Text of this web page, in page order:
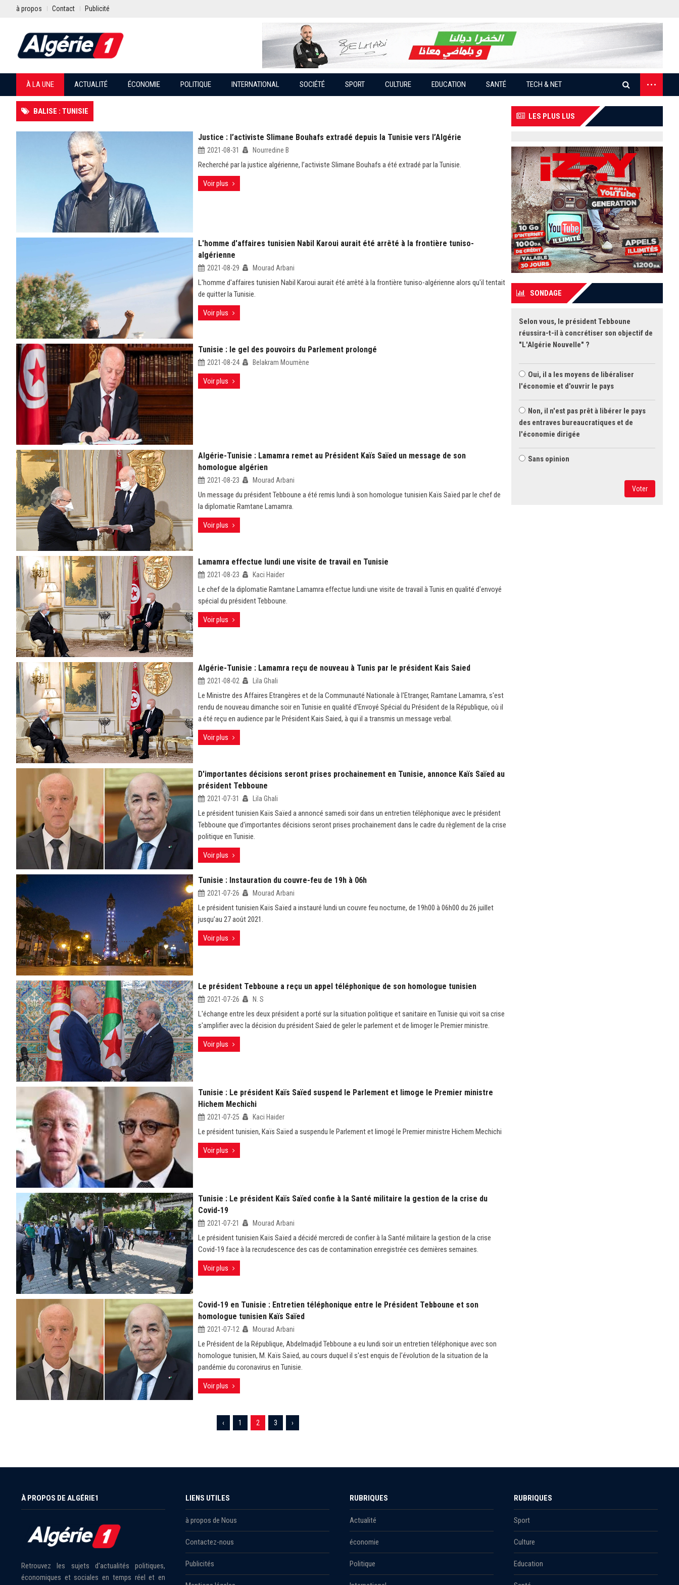
à propos Contact Publicité
À LA UNE ACTUALITÉ ÉCONOMIE POLITIQUE INTERNATIONAL SOCIÉTÉ SPORT CULTURE EDUCATION SANTÉ TECH & NET ...
BALISE : TUNISIE
Justice : l’activiste Slimane Bouhafs extradé depuis la Tunisie vers l’Algérie
2021-08-31 Nourredine B
Recherché par la justice algérienne, l’activiste Slimane Bouhafs a été extradé par la Tunisie.
Voir plus
L'homme d'affaires tunisien Nabil Karoui aurait été arrêté à la frontière tuniso-
algérienne
2021-08-29 Mourad Arbani
L'homme d'affaires tunisien Nabil Karoui aurait été arrêté à la frontière tuniso-algérienne alors qu'il tentait
de quitter la Tunisie.
Voir plus
Tunisie : le gel des pouvoirs du Parlement prolongé
2021-08-24 Belakram Moumène
Voir plus
Algérie-Tunisie : Lamamra remet au Président Kaïs Saïed un message de son
homologue algérien
2021-08-23 Mourad Arbani
Un message du président Tebboune a été remis lundi à son homologue tunisien Kaïs Saïed par le chef de
la diplomatie Ramtane Lamamra.
Voir plus
Lamamra effectue lundi une visite de travail en Tunisie
2021-08-23 Kaci Haider
Le chef de la diplomatie Ramtane Lamamra effectue lundi une visite de travail à Tunis en qualité d'envoyé
spécial du président Tebboune.
Voir plus
Algérie-Tunisie : Lamamra reçu de nouveau à Tunis par le président Kais Saied
2021-08-02 Lila Ghali
Le Ministre des Affaires Etrangères et de la Communauté Nationale à l'Etranger, Ramtane Lamamra, s'est
rendu de nouveau dimanche soir en Tunisie en qualité d’Envoyé Spécial du Président de la République, où il
a été reçu en audience par le Président Kais Saied, à qui il a transmis un message verbal.
Voir plus
D'importantes décisions seront prises prochainement en Tunisie, annonce Kaïs Saïed au
président Tebboune
2021-07-31 Lila Ghali
Le président tunisien Kaïs Saïed a annoncé samedi soir dans un entretien téléphonique avec le président
Tebboune que d'importantes décisions seront prises prochainement dans le cadre du règlement de la crise
politique en Tunisie.
Voir plus
Tunisie : Instauration du couvre-feu de 19h à 06h
2021-07-26 Mourad Arbani
Le président tunisien Kaïs Saïed a instauré lundi un couvre feu nocturne, de 19h00 à 06h00 du 26 juillet
jusqu’au 27 août 2021.
Voir plus
Le président Tebboune a reçu un appel téléphonique de son homologue tunisien
2021-07-26 N. S
L'échange entre les deux président a porté sur la situation politique et sanitaire en Tunisie qui voit sa crise
s'amplifier avec la décision du président Saied de geler le parlement et de limoger le Premier ministre.
Voir plus
Tunisie : Le président Kaïs Saïed suspend le Parlement et limoge le Premier ministre
Hichem Mechichi
2021-07-25 Kaci Haider
Le président tunisien, Kaïs Saïed a suspendu le Parlement et limogé le Premier ministre Hichem Mechichi
Voir plus
Tunisie : Le président Kaïs Saïed confie à la Santé militaire la gestion de la crise du
Covid-19
2021-07-21 Mourad Arbani
Le président tunisien Kaïs Saïed a décidé mercredi de confier à la Santé militaire la gestion de la crise
Covid-19 face à la recrudescence des cas de contamination enregistrée ces dernières semaines.
Voir plus
Covid-19 en Tunisie : Entretien téléphonique entre le Président Tebboune et son
homologue tunisien Kaïs Saïed
2021-07-12 Mourad Arbani
Le Président de la République, Abdelmadjid Tebboune a eu lundi soir un entretien téléphonique avec son
homologue tunisien, M. Kaïs Saïed, au cours duquel il s'est enquis de l'évolution de la situation de la
pandémie du coronavirus en Tunisie.
Voir plus
‹ 1 2 3 ›
LES PLUS LUS
SONDAGE
Selon vous, le président Tebboune
réussira-t-il à concrétiser son objectif de
"L'Algérie Nouvelle" ?
Oui, il a les moyens de libéraliser
l'économie et d'ouvrir le pays
Non, il n'est pas prêt à libérer le pays
des entraves bureaucratiques et de
l'économie dirigée
Sans opinion
Voter
À PROPOS DE ALGÉRIE1
Retrouvez les sujets d'actualités politiques,
économiques et sociales en temps réel et en
LIENS UTILES
à propos de Nous
Contactez-nous
Publicités
RUBRIQUES
Actualité
économie
Politique
RUBRIQUES
Sport
Culture
Education